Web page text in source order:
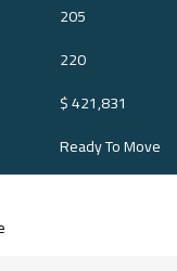
205
220
$ 421,831
Ready To Move